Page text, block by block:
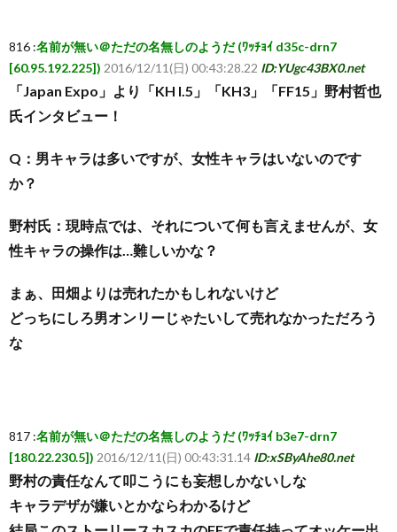
望
ち
816 :名前が無い＠ただの名無しのようだ (ﾜｯﾁｮｲ d35c-drn7
[60.95.192.225]) 2016/12/11(日) 00:43:28.22 ID:YUgc43BX0.net
「Japan Expo」より「KH I.5」「KH3」「FF15」野村哲也
氏インタビュー！
Q：男キャラは多いですが、女性キャラはいないのです
か？
野村氏：現時点では、それについて何も言えませんが、女
性キャラの操作は…難しいかな？
まぁ、田畑よりは売れたかもしれないけど
どっちにしろ男オンリーじゃたいして売れなかっただろう
な
817 :名前が無い＠ただの名無しのようだ (ﾜｯﾁｮｲ b3e7-drn7
[180.22.230.5]) 2016/12/11(日) 00:43:31.14 ID:xSByAhe80.net
野村の責任なんて叩こうにも妄想しかないしな
キャラデザが嫌いとかならわかるけど